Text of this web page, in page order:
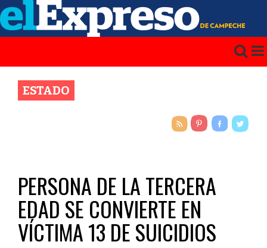
ESTADO
PERSONA DE LA TERCERA
EDAD SE CONVIERTE EN
VÍCTIMA 13 DE SUICIDIOS